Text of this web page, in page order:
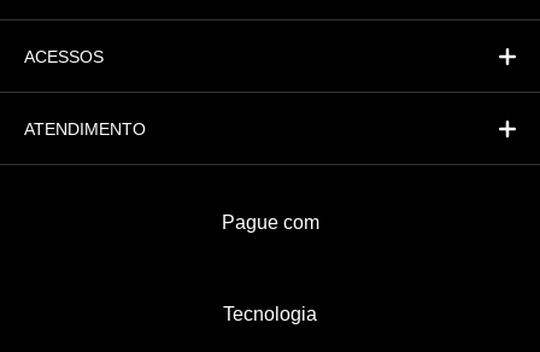
ACESSOS
ATENDIMENTO
Pague com
Tecnologia